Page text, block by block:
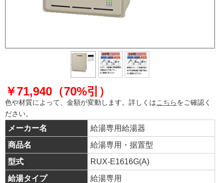
￥71,940（70%引）
色や材質によって、金額が変動します。詳しくはこちら をご確認く
ださい。
メーカー名
給湯専用給湯器
商品名
給湯専用・据置型
型式
RUX-E1616G(A)
給湯タイプ
給湯専用